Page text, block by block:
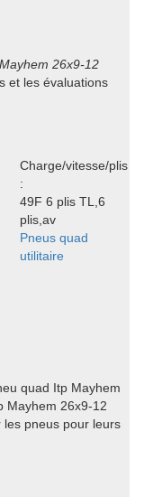
26x9-12
et les évaluations
Charge/vitesse/plis
:
49F 6 plis TL,6
plis,av
Pneus quad
utilitaire
quad Itp Mayhem
Mayhem 26x9-12
pneus pour leurs